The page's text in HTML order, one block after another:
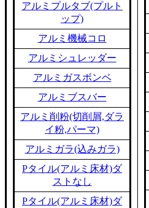
アルミプルタブ(プルト
ップ)
アルミ機械コロ
アルミシュレッダー
アルミガスボンベ
アルミブスバー
アルミ削粉(切削屑,ダラ
イ粉,パーマ)
アルミガラ(込みガラ)
Pタイル(アルミ床材)ダ
ストなし
Pタイル(アルミ床材)ダ